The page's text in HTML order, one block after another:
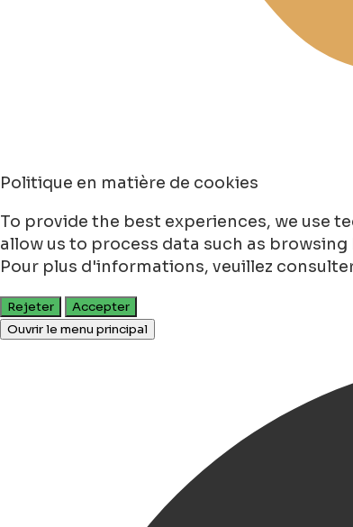
Politique en matière de cookies
To provide the best experiences, we use
allow us to process data such as
Pour plus d'informations, veuillez
Rejeter
Accepter
Ouvrir le menu principal